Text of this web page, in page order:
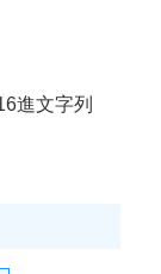
進文字列